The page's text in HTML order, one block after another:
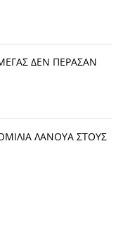
ΔΕΝ ΠΕΡΑΣΑΝ
ΛΑΝΟΥΑ ΣΤΟΥΣ